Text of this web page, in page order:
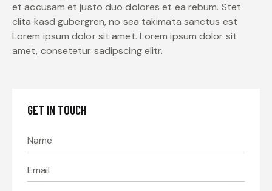
et accusam et justo duo dolores et ea rebum. Stet
clita kasd gubergren, no sea takimata sanctus est
Lorem ipsum dolor sit amet. Lorem ipsum dolor sit
amet, consetetur sadipscing elitr.
GET IN TOUCH